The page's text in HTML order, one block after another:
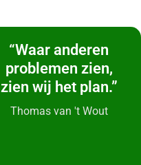
“Waar anderen
problemen zien,
zien wij het plan.”
Thomas van 't Wout